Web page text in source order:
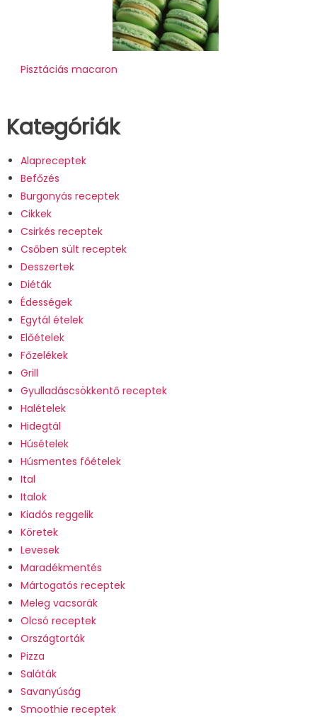
Pisztáciás macaron
Kategóriák
Alapreceptek
Befőzés
Burgonyás receptek
Cikkek
Csirkés receptek
Csőben sült receptek
Desszertek
Diéták
Édességek
Egytál ételek
Előételek
Főzelékek
Grill
Gyulladáscsökkentő receptek
Halételek
Hidegtál
Húsételek
Húsmentes főételek
Ital
Italok
Kiadós reggelik
Köretek
Levesek
Maradékmentés
Mártogatós receptek
Meleg vacsorák
Olcsó receptek
Országtorták
Pizza
Saláták
Savanyúság
Smoothie receptek